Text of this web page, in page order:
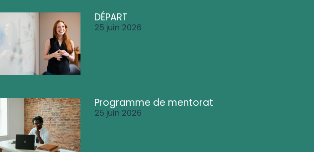
DÉPART
25 juin 2026
Programme de mentorat
25 juin 2026